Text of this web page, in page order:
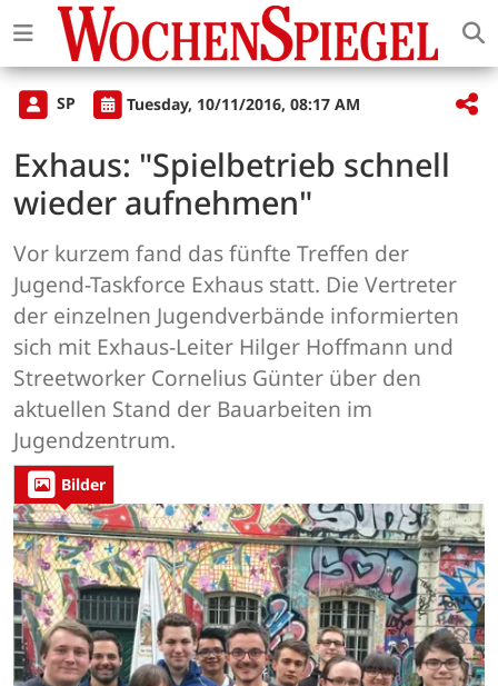
SP Tuesday, 10/11/2016, 08:17 AM
Exhaus: "Spielbetrieb schnell
wieder aufnehmen"
Vor kurzem fand das fünfte Treffen der
Jugend-Taskforce Exhaus statt. Die Vertreter
der einzelnen Jugendverbände informierten
sich mit Exhaus-Leiter Hilger Hoffmann und
Streetworker Cornelius Günter über den
aktuellen Stand der Bauarbeiten im
Jugendzentrum.
Bilder